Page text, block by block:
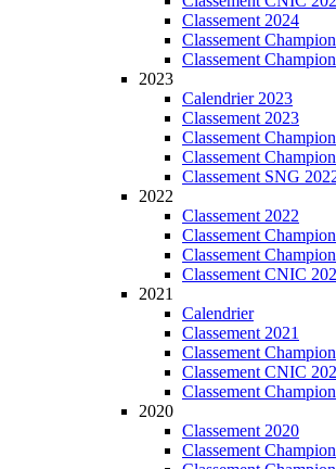
Classement 2024
Classement
Classement
2023
Calendrier 2023
Classement 2023
Classement
Classement
Classement SNG
2022
Classement 2022
Classement
Classement
Classement CNIC
2021
Calendrier
Classement 2021
Classement
Classement CNIC
Classement
2020
Classement 2020
Classement